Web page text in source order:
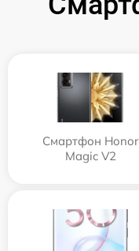
Смартфон Honor
Magic V2